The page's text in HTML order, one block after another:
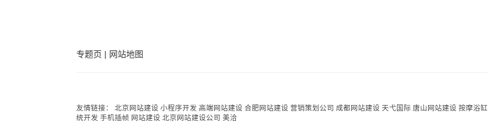
专题页 | 网站地图
友情链接： 北京网站建设 小程序开发 高端网站建设 合肥网站建设 营销策划公司 成都网站建设 天弋国际 唐山网站建设 按摩浴缸
统开发 手机插帧 网站建设 北京网站建设公司 美洽